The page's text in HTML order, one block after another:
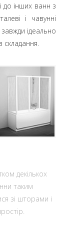
до інших ванн з
і чавунні
ідеально
декількох
таким
зі шторами і